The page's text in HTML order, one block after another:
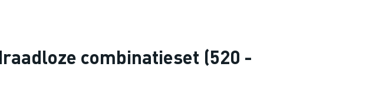
combinatieset (520 -